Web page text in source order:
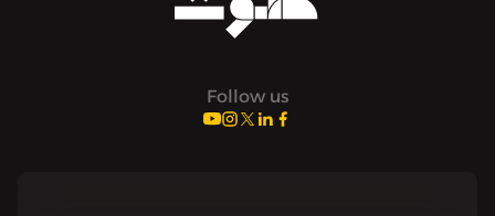
Follow us